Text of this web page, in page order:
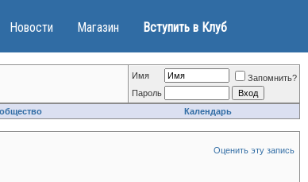
Новости Магазин Вступить в Клуб
Имя
Запомнить?
Пароль
Календарь
Оценить эту запись